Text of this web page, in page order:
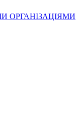
ОРГАНІЗАЦІЯМИ